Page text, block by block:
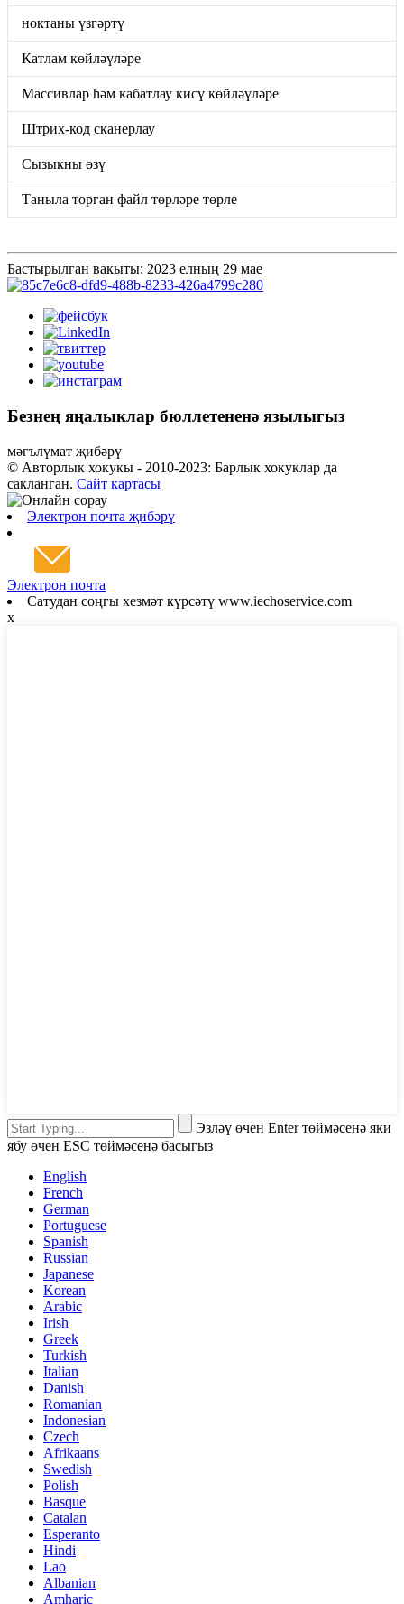
ноктаны үзгәртү
Катлам көйләүләре
Массивлар һәм кабатлау кисү көйләүләре
Штрих-код сканерлау
Сызыкны өзү
Таныла торган файл төрләре төрле
Бастырылган вакыты: 2023 елның 29 мае
Безнең яңалыклар бюллетененә язылыгыз
мәгълүмат җибәрү
© Авторлык хокукы - 2010-2023: Барлык хокуклар да
сакланган. Сайт картасы
Электрон почта җибәрү
Электрон почта
Сатудан соңгы хезмәт күрсәтү www.iechoservice.com
x
Эзләү өчен Enter төймәсенә яки
ябу өчен ESC төймәсенә басыгыз
English
French
German
Portuguese
Spanish
Russian
Japanese
Korean
Arabic
Irish
Greek
Turkish
Italian
Danish
Romanian
Indonesian
Czech
Afrikaans
Swedish
Polish
Basque
Catalan
Esperanto
Hindi
Lao
Albanian
Amharic